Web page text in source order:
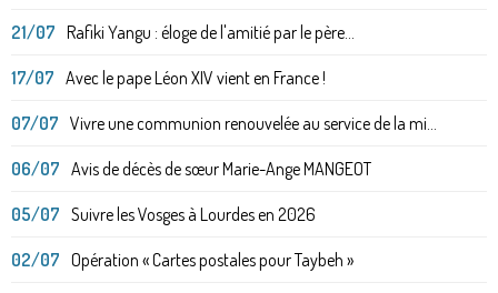
21/07 Rafiki Yangu : éloge de l'amitié par le père...
17/07 Avec le pape Léon XIV vient en France !
07/07 Vivre une communion renouvelée au service de la mi...
06/07 Avis de décès de sœur Marie-Ange MANGEOT
05/07 Suivre les Vosges à Lourdes en 2026
02/07 Opération « Cartes postales pour Taybeh »